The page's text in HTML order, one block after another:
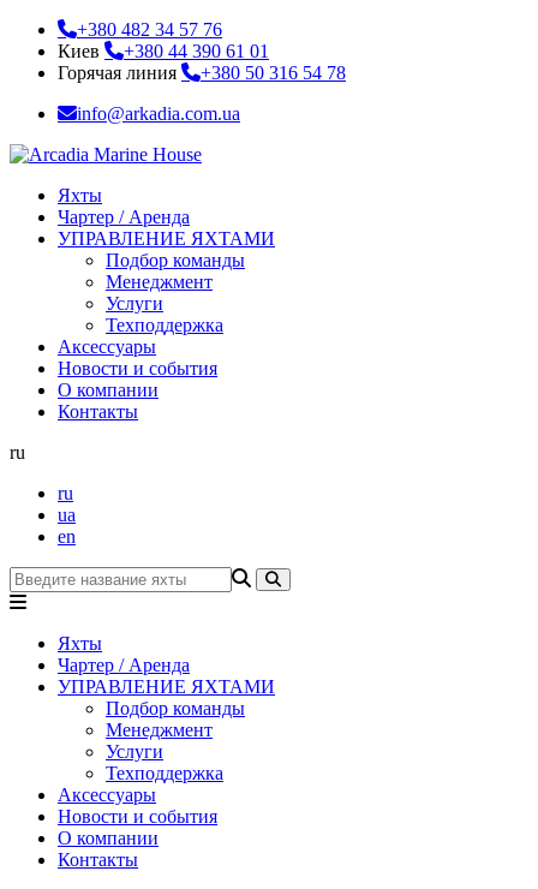
+380 482 34 57 76
Киев
+380 44 390 61 01
Горячая линия
+380 50 316 54 78
info@arkadia.com.ua
Яхты
Чартер / Аренда
УПРАВЛЕНИЕ ЯХТАМИ
Подбор команды
Менеджмент
Услуги
Техподдержка
Аксессуары
Новости и события
О компании
Контакты
ru
ru
ua
en
Яхты
Чартер / Аренда
УПРАВЛЕНИЕ ЯХТАМИ
Подбор команды
Менеджмент
Услуги
Техподдержка
Аксессуары
Новости и события
О компании
Контакты